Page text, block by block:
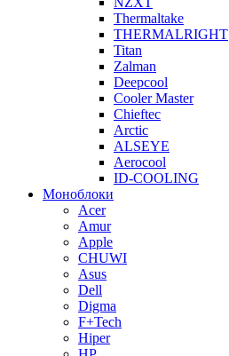
Thermaltake
THERMALRIGHT
Titan
Zalman
Deepcool
Cooler Master
Chieftec
Arctic
ALSEYE
Aerocool
ID-COOLING
Моноблоки
Acer
Amur
Apple
CHUWI
Asus
Dell
Digma
F+Tech
Hiper